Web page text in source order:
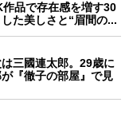
品で存在感を増す30
た美しさと“眉間の...
三國連太郎。29歳に
『徹子の部屋』で見